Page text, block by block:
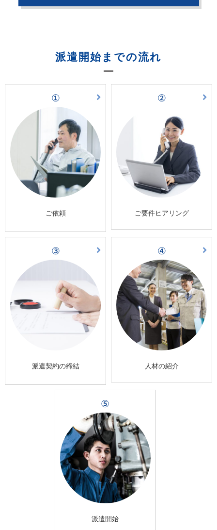
派遣開始までの流れ
①
ご依頼
②
ご要件ヒアリング
③
派遣契約の締結
④
人材の紹介
⑤
派遣開始